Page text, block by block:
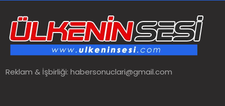
SPOR
TEKNOLOJI
YAŞAM
Reklam & İşbirliği:habersonuclari@gmail.com